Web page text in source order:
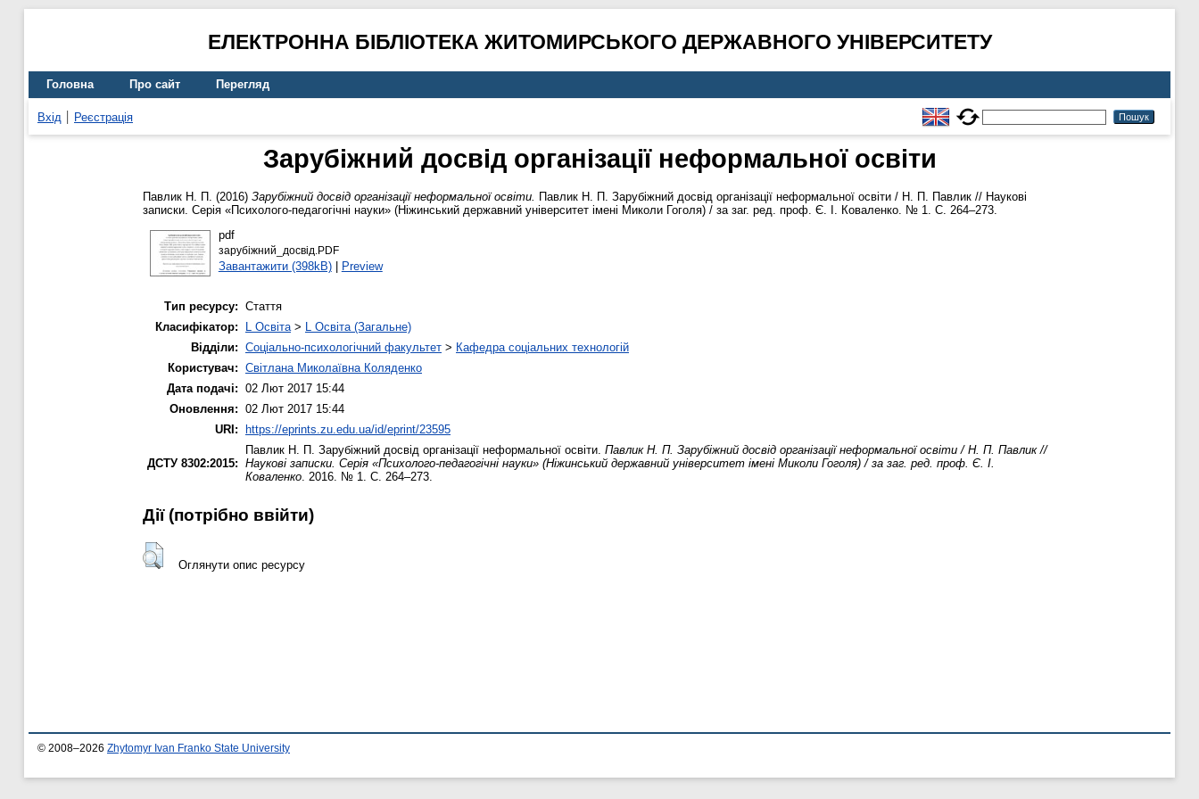
ЕЛЕКТРОННА БІБЛІОТЕКА ЖИТОМИРСЬКОГО ДЕРЖАВНОГО УНІВЕРСИТЕТУ
Головна Про сайт Перегляд
Вхід Реєстрація
Зарубіжний досвід організації неформальної освіти
Павлик Н. П. (2016) Зарубіжний досвід організації неформальної освіти. Павлик Н. П. Зарубіжний досвід організації неформальної освіти / Н. П. Павлик // Наукові
записки. Серія «Психолого-педагогічні науки» (Ніжинський державний університет імені Миколи Гоголя) / за заг. ред. проф. Є. І. Коваленко. № 1. С. 264–273.
pdf
зарубіжний_досвід.PDF
Завантажити (398kB)| Preview
Тип ресурсу: Стаття
Класифікатор:
L Освіта> L Освіта (Загальне)
Відділи: Соціально-психологічний факультет > Кафедра соціальних технологій
Користувач: Світлана Миколаївна Коляденко
Дата подачі: 02 Лют 2017 15:44
Оновлення: 02 Лют 2017 15:44
URI:
https://eprints.zu.edu.ua/id/eprint/23595
ДСТУ 8302:2015:
Павлик Н. П. Зарубіжний досвід організації неформальної освіти. Павлик Н. П. Зарубіжний досвід організації неформальної освіти / Н. П. Павлик //
Наукові записки. Серія «Психолого-педагогічні науки» (Ніжинський державний університет імені Миколи Гоголя) / за заг. ред. проф. Є. І.
Коваленко. 2016. № 1. С. 264–273.
Дії ​​(потрібно ввійти)
Оглянути опис ресурсу
© 2008–2026 Zhytomyr Ivan Franko State University